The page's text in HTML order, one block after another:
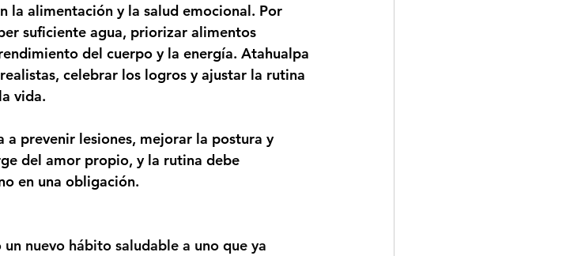
la alimentación y la salud emocional. Por
suficiente agua, priorizar alimentos
del cuerpo y la energía. Atahualpa
celebrar los logros y ajustar la rutina
vida.
prevenir lesiones, mejorar la postura y
del amor propio, y la rutina debe
en una obligación.
nuevo hábito saludable a uno que ya